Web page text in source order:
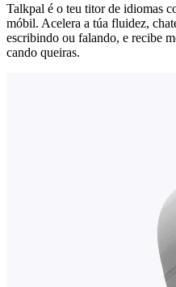
Talkpal é o teu titor de idiomas
móbil. Acelera a túa fluidez,
escribindo ou falando, e recibe
cando queiras.